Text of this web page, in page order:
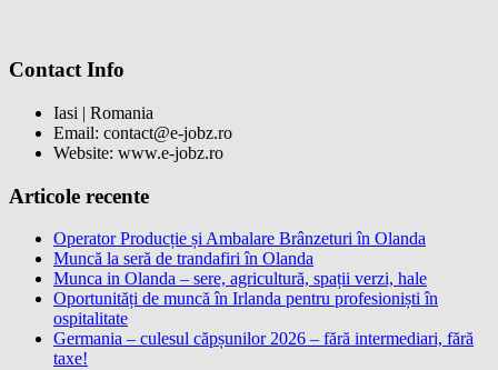
Contact Info
Iasi | Romania
Email: contact@e-jobz.ro
Website: www.e-jobz.ro
Articole recente
Operator Producție și Ambalare Brânzeturi în Olanda
Muncă la seră de trandafiri în Olanda
Munca in Olanda – sere, agricultură, spații verzi, hale
Oportunități de muncă în Irlanda pentru profesioniști în
ospitalitate
Germania – culesul căpșunilor 2026 – fără intermediari, fără
taxe!